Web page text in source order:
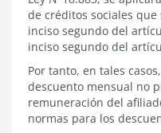
organismos
públicos
afiliados
que
se
encuentren
regidos
por
la
de créditos sociales
inciso segundo del
inciso segundo del
Por tanto, en tales
descuento mensual no
remuneración del
normas para los